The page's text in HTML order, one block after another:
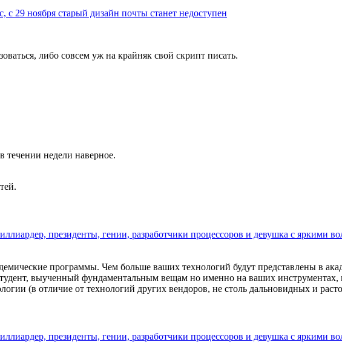
с 29 ноября старый дизайн почты станет недоступен
либо совсем уж на крайняк свой скрипт писать.
недели наверное.
президенты, гении, разработчики процессоров и девушка с яркими
программы. Чем больше ваших технологий будут представлены в
выученный фундаментальным вещам но именно на ваших инструментах,
(в отличие от технологий других вендоров, не столь дальновидных и
президенты, гении, разработчики процессоров и девушка с яркими